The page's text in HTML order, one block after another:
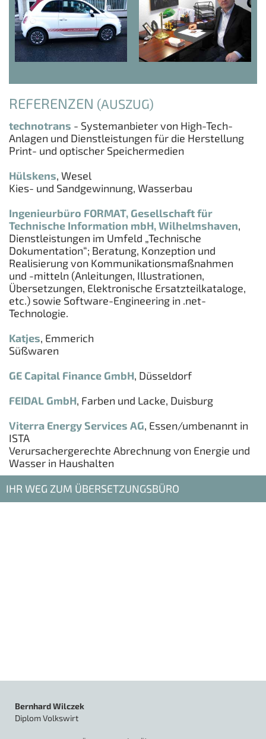
REFERENZEN (AUSZUG)
technotrans - Systemanbieter von High-Tech-
Anlagen und Dienstleistungen für die Herstellung
Print- und optischer Speichermedien
Hülskens, Wesel
Kies- und Sandgewinnung, Wasserbau
Ingenieurbüro FORMAT, Gesellschaft für
Technische Information mbH, Wilhelmshaven,
Dienstleistungen im Umfeld „Technische
Dokumentation“; Beratung, Konzeption und
Realisierung von Kommunikationsmaßnahmen
und -mitteln (Anleitungen, Illustrationen,
Übersetzungen, Elektronische Ersatzteilkataloge,
etc.) sowie Software-Engineering in .net-
Technologie.
Katjes, Emmerich
Süßwaren
GE Capital Finance GmbH, Düsseldorf
FEIDAL GmbH, Farben und Lacke, Duisburg
Viterra Energy Services AG, Essen/umbenannt in
ISTA
Verursachergerechte Abrechnung von Energie und
Wasser in Haushalten
IHR WEG ZUM ÜBERSETZUNGSBÜRO
Bernhard Wilczek
Diplom Volkswirt